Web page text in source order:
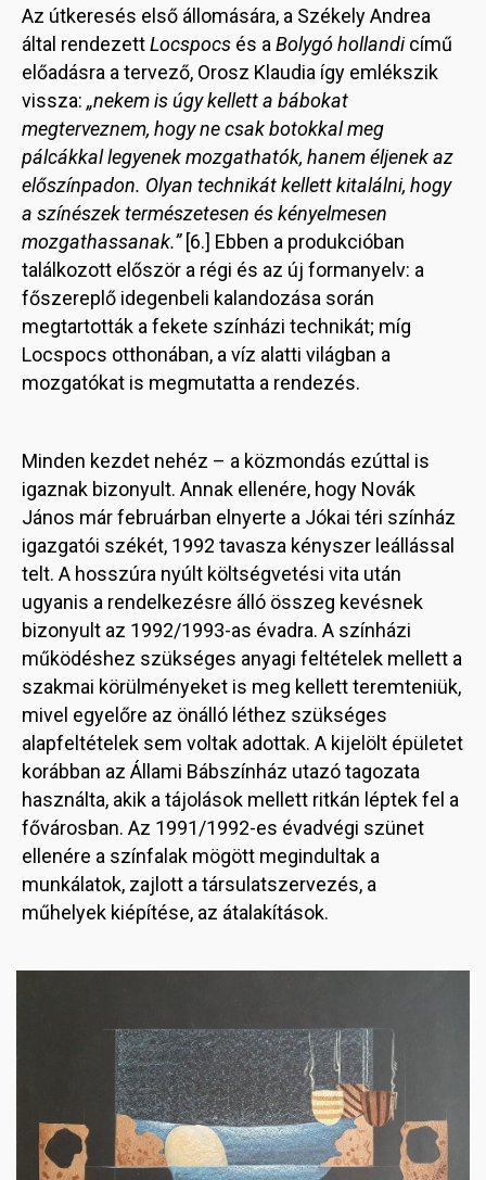
Az útkeresés első állomására, a Székely Andrea
által rendezettLocspocs és a Bolygó hollandicímű
előadásra a tervező, Orosz Klaudia így emlékszik
vissza: „nekem is úgy kellett a bábokat
megterveznem, hogy ne csak botokkal meg
pálcákkal legyenek mozgathatók, hanem éljenek az
előszínpadon. Olyan technikát kellett kitalálni, hogy
a színészek természetesen és kényelmesen
mozgathassanak.”[6.] Ebben a produkcióban
találkozott először a régi és az új formanyelv: a
főszereplő idegenbeli kalandozása során
megtartották a fekete színházi technikát; míg
Locspocs otthonában, a víz alatti világban a
mozgatókat is megmutatta a rendezés.
Minden kezdet nehéz – a közmondás ezúttal is
igaznak bizonyult. Annak ellenére, hogy Novák
János már februárban elnyerte a Jókai téri színház
igazgatói székét, 1992 tavasza kényszer leállással
telt. A hosszúra nyúlt költségvetési vita után
ugyanis a rendelkezésre álló összeg kevésnek
bizonyult az 1992/1993-as évadra. A színházi
működéshez szükséges anyagi feltételek mellett a
szakmai körülményeket is meg kellett teremteniük,
mivel egyelőre az önálló léthez szükséges
alapfeltételek sem voltak adottak. A kijelölt épületet
korábban az Állami Bábszínház utazó tagozata
használta, akik a tájolások mellett ritkán léptek fel a
fővárosban. Az 1991/1992-es évadvégi szünet
ellenére a színfalak mögött megindultak a
munkálatok, zajlott a társulatszervezés, a
műhelyek kiépítése, az átalakítások.
Image